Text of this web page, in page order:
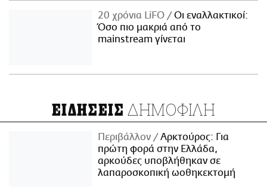
20 χρόνια LiFO
Οι εναλλακτικοί:
Όσο πιο μακριά από το
mainstream γίνεται
ΕΙΔΗΣΕΙΣ ΔΗΜΟΦΙΛΗ
Περιβάλλον
Αρκτούρος: Για
πρώτη φορά στην Ελλάδα,
αρκούδες υποβλήθηκαν σε
λαπαροσκοπική ωοθηκεκτομή